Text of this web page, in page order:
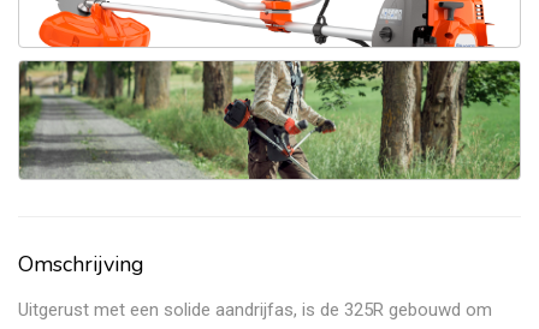
Omschrijving
Uitgerust met een solide aandrijfas, is de 325R gebouwd om